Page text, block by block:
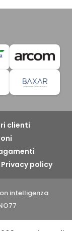
clienti
Privacy policy
intelligenza